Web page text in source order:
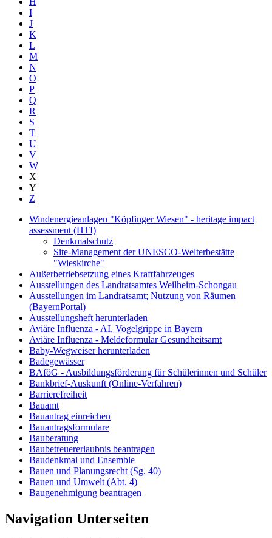
I
J
K
L
M
N
O
P
Q
R
S
T
U
V
W
X
Y
Z
Windenergieanlagen "Köpfinger Wiesen" - heritage impact
assessment (HTI)
Denkmalschutz
Site-Management der UNESCO-Welterbestätte
"Wieskirche"
Außerbetriebsetzung eines Kraftfahrzeuges
Ausstellungen des Landratsamtes Weilheim-Schongau
Ausstellungen im Landratsamt; Nutzung von Räumen
(BayernPortal)
Ausstellungsheft herunterladen
Aviäre Influenza - AI, Vogelgrippe in Bayern
Aviäre Influenza - Meldeformular Gesundheitsamt
Baby-Wegweiser herunterladen
Badegewässer
BAföG - Ausbildungsförderung für Schülerinnen und Schüler
Bankbrief-Auskunft (Online-Verfahren)
Barrierefreiheit
Bauamt
Bauantrag einreichen
Bauantragsformulare
Bauberatung
Baubetreuererlaubnis beantragen
Baudenkmal und Ensemble
Bauen und Planungsrecht (Sg. 40)
Bauen und Umwelt (Abt. 4)
Baugenehmigung beantragen
Navigation Unterseiten